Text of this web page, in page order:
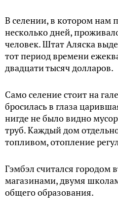
В селении, в котором нам
несколько дней,
человек. Штат Аляска
тот период времени
двадцати тысяч долларов.
Само селение стоит на
бросилась в глаза
нигде не было видно
труб. Каждый дом
топливом, отопление
Гэмбэл считался городом
магазинами, двумя
общего образования.